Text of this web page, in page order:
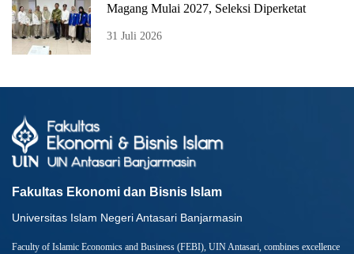
Magang Mulai 2027, Seleksi Diperketat
31 Juli 2026
Fakultas Ekonomi dan Bisnis Islam
Universitas Islam Negeri Antasari Banjarmasin
Faculty of Islamic Economics and Business (FEBI), UIN Antasari, combines excellence